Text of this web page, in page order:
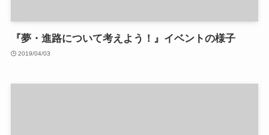
『夢・進路について考えよう！』イベントの様子
2019/04/03